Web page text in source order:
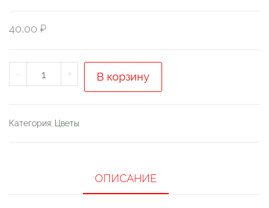
40,00 ₽
-
Количество
товара
душистый
+ В корзину
Категория: Цветы
ОПИСАНИЕ